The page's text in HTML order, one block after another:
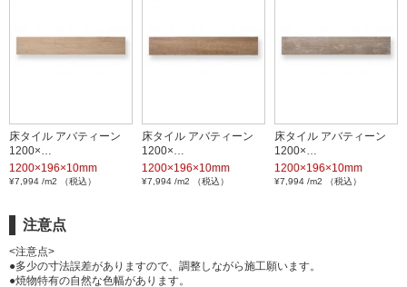
床タイル アバティーン
1200×…
1200×196×10mm
¥7,994 /m2 （税込）
床タイル アバティーン
1200×…
1200×196×10mm
¥7,994 /m2 （税込）
床タイル アバティーン
1200×…
1200×196×10mm
¥7,994 /m2 （税込）
注意点
<注意点>
●多少の寸法誤差がありますので、調整しながら施工願います。
●焼物特有の自然な色幅があります。